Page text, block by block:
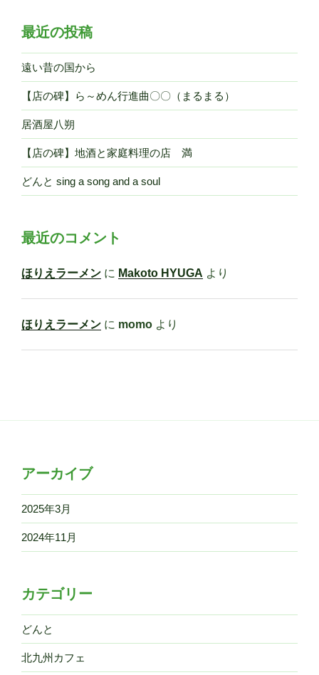
最近の投稿
遠い昔の国から
【店の碑】ら～めん行進曲〇〇（まるまる）
居酒屋八朔
【店の碑】地酒と家庭料理の店 満
どんと sing a song and a soul
最近のコメント
ほりえラーメン に Makoto HYUGA より
ほりえラーメン に momo より
アーカイブ
2025年3月
2024年11月
カテゴリー
どんと
北九州カフェ